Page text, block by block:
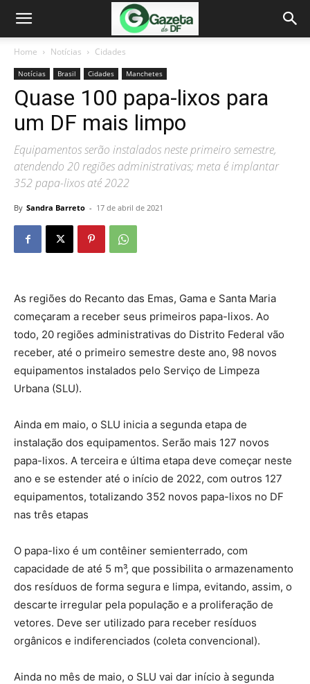
Home Notícias Cidades
Notícias Brasil Cidades Manchetes
Quase 100 papa-lixos para
um DF mais limpo
Equipamentos serão instalados neste primeiro semestre,
atendendo 20 regiões administrativas; meta é implantar
352 papa-lixos até 2022
By Sandra Barreto - 17 de abril de 2021
As regiões do Recanto das Emas, Gama e Santa Maria
começaram a receber seus primeiros papa-lixos. Ao
todo, 20 regiões administrativas do Distrito Federal vão
receber, até o primeiro semestre deste ano, 98 novos
equipamentos instalados pelo Serviço de Limpeza
Urbana (SLU).
Ainda em maio, o SLU inicia a segunda etapa de
instalação dos equipamentos. Serão mais 127 novos
papa-lixos. A terceira e última etapa deve começar neste
ano e se estender até o início de 2022, com outros 127
equipamentos, totalizando 352 novos papa-lixos no DF
nas três etapas
O papa-lixo é um contêiner semienterrado, com
capacidade de até 5 m³, que possibilita o armazenamento
dos resíduos de forma segura e limpa, evitando, assim, o
descarte irregular pela população e a proliferação de
vetores. Deve ser utilizado para receber resíduos
orgânicos e indiferenciados (coleta convencional).
Ainda no mês de maio, o SLU vai dar início à segunda